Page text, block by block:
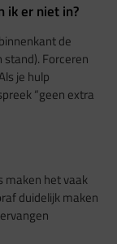
ik er niet in?
de
Forceren
je hulp
“geen extra
maken het vaak
duidelijk maken